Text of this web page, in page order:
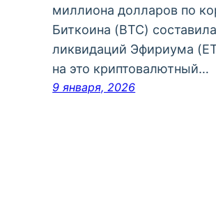
миллиона долларов по
Биткоина (BTC)
ликвидаций Эфириума
на это криптовалютный…
9 января, 2026